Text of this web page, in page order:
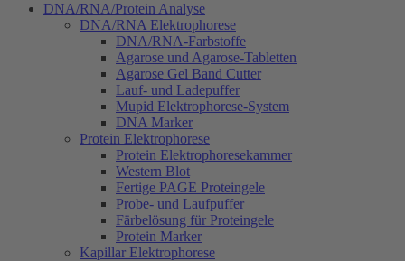
DNA/RNA/Protein Analyse
DNA/RNA Elektrophorese
DNA/RNA-Farbstoffe
Agarose und Agarose-Tabletten
Agarose Gel Band Cutter
Lauf- und Ladepuffer
Mupid Elektrophorese-System
DNA Marker
Protein Elektrophorese
Protein Elektrophoresekammer
Western Blot
Fertige PAGE Proteingele
Probe- und Laufpuffer
Färbelösung für Proteingele
Protein Marker
Kapillar Elektrophorese